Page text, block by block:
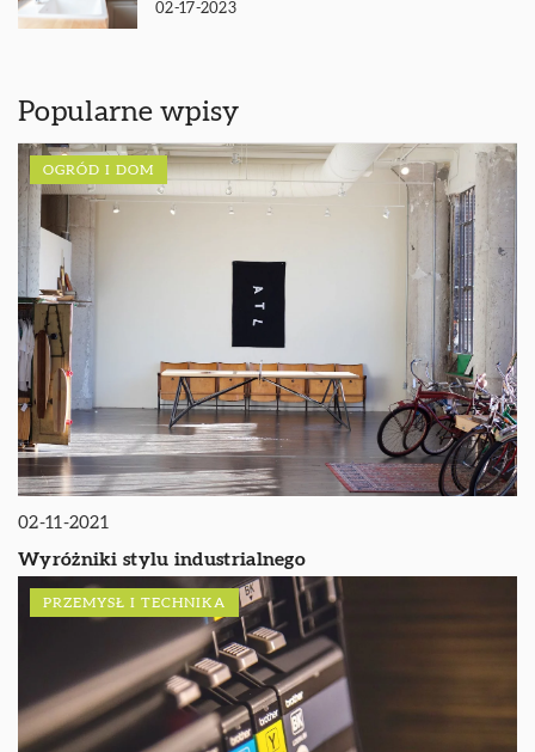
02-17-2023
Popularne wpisy
OGRÓD I DOM
02-11-2021
Wyróżniki stylu industrialnego
PRZEMYSŁ I TECHNIKA